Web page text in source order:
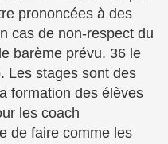
prononcées à des
cas de non-respect du
barème prévu. 36 le
Les stages sont des
formation des élèves
les coach
de faire comme les